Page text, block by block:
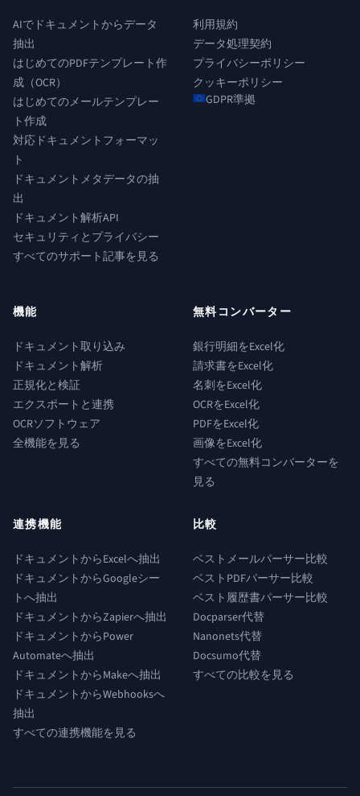
AIでドキュメントからデータ
抽出
はじめてのPDFテンプレート作
成（OCR）
はじめてのメールテンプレー
ト作成
対応ドキュメントフォーマッ
ト
ドキュメントメタデータの抽
出
ドキュメント解析API
セキュリティとプライバシー
すべてのサポート記事を見る
利用規約
データ処理契約
プライバシーポリシー
クッキーポリシー
GDPR準拠
機能
ドキュメント取り込み
ドキュメント解析
正規化と検証
エクスポートと連携
OCRソフトウェア
全機能を見る
無料コンバーター
銀行明細をExcel化
請求書をExcel化
名刺をExcel化
OCRをExcel化
PDFをExcel化
画像をExcel化
すべての無料コンバーターを
見る
連携機能
ドキュメントからExcelへ抽出
ドキュメントからGoogleシー
トへ抽出
ドキュメントからZapierへ抽出
ドキュメントからPower
Automateへ抽出
ドキュメントからMakeへ抽出
ドキュメントからWebhooksへ
抽出
すべての連携機能を見る
比較
ベストメールパーサー比較
ベストPDFパーサー比較
ベスト履歴書パーサー比較
Docparser代替
Nanonets代替
Docsumo代替
すべての比較を見る